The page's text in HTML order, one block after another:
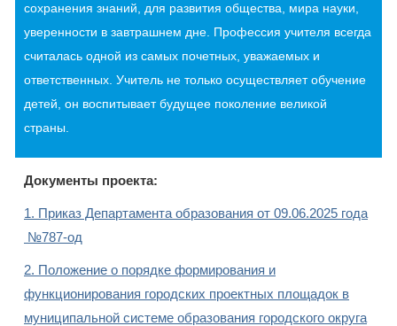
сохранения знаний, для развития общества, мира науки,
уверенности в завтрашнем дне. Профессия учителя всегда
считалась одной из самых почетных, уважаемых и
ответственных. Учитель не только осуществляет обучение
детей, он воспитывает будущее поколение великой
страны.
Документы проекта:
1. Приказ Департамента образования от 09.06.2025 года
№787-од
2. Положение о порядке формирования и
функционирования городских проектных площадок в
муниципальной системе образования городского округа